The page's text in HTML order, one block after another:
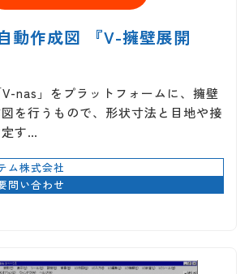
動作成図 『V-擁壁展開
nas」をプラットフォームに、擁壁
を行うもので、形状寸法と目地や接
す…
ム株式会社
問い合わせ